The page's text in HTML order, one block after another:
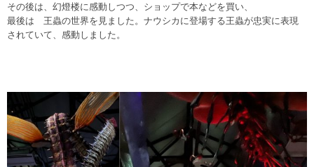
その後は、幻燈楼に感動しつつ、ショップで本などを買い、
最後は 王蟲の世界を見ました。ナウシカに登場する王蟲が忠実に表現
されていて、感動しました。